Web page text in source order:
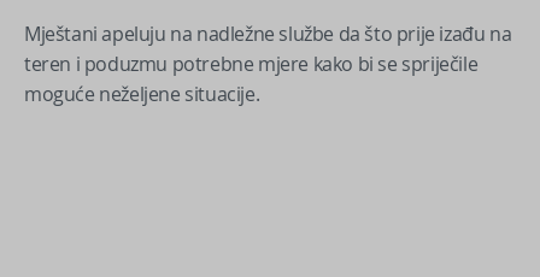
Mještani apeluju na nadležne službe da što prije izađu na
teren i poduzmu potrebne mjere kako bi se spriječile
moguće neželjene situacije.